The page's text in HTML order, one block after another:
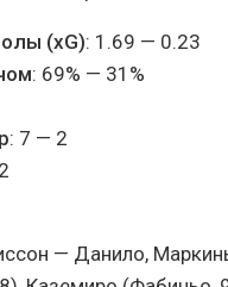
(xG): 1.69 — 0.23
: 69% — 31%
: 7 — 2
— Данило,